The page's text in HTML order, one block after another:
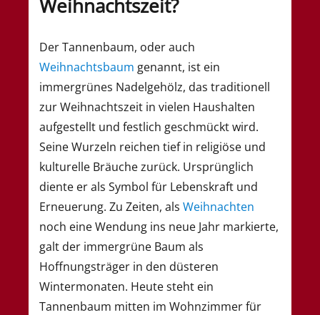
Weihnachtszeit?
Der Tannenbaum, oder auch
Weihnachtsbaum genannt, ist ein
immergrünes Nadelgehölz, das traditionell
zur Weihnachtszeit in vielen Haushalten
aufgestellt und festlich geschmückt wird.
Seine Wurzeln reichen tief in religiöse und
kulturelle Bräuche zurück. Ursprünglich
diente er als Symbol für Lebenskraft und
Erneuerung. Zu Zeiten, als Weihnachten
noch eine Wendung ins neue Jahr markierte,
galt der immergrüne Baum als
Hoffnungsträger in den düsteren
Wintermonaten. Heute steht ein
Tannenbaum mitten im Wohnzimmer für